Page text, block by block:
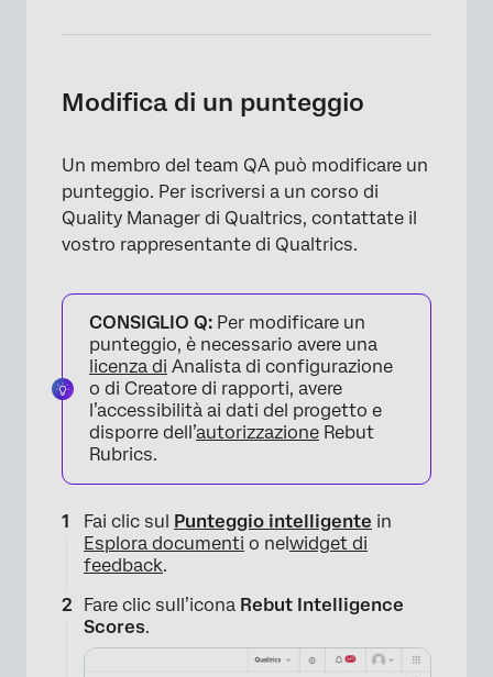
Modifica di un punteggio
Un membro del team QA può modificare un
punteggio. Per iscriversi a un corso di
Quality Manager di Qualtrics, contattate il
vostro rappresentante di Qualtrics.
CONSIGLIO Q: Per modificare un
punteggio, è necessario avere una
licenza di Analista di configurazione
o di Creatore di rapporti, avere
l’accessibilità ai dati del progetto e
disporre dell’autorizzazione Rebut
Rubrics.
Fai clic sul Punteggio intelligente in
Esplora documenti o nel widget di
feedback.
Fare clic sull’icona Rebut Intelligence
Scores.